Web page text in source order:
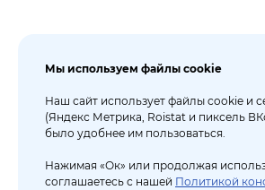
Мы используем файлы cookie
Наш сайт использует файлы cookie и
(Яндекс Метрика, Roistat и пиксель
было удобнее им пользоваться.
Нажимая «Ок» или продолжая
соглашаетесь с нашей Политикой